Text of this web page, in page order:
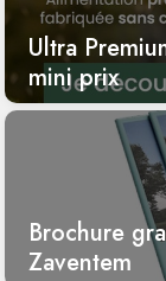
Ultra
mini prix
Brochure
Zaventem